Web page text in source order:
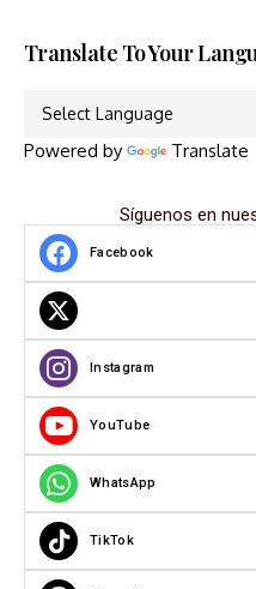
Translate To Your
Powered by Translate
Síguenos en
Facebook
Instagram
YouTube
WhatsApp
TikTok